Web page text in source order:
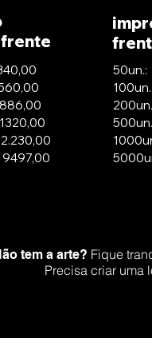
tem a arte? Fique
Precisa criar uma